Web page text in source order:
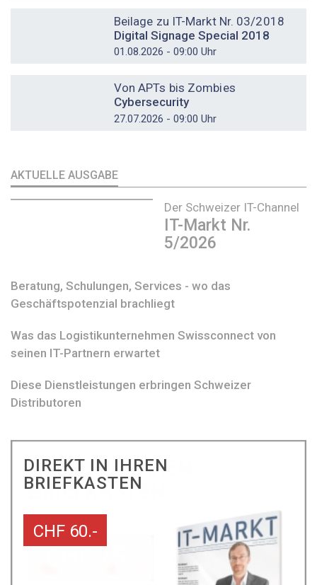
Beilage zu IT-Markt Nr. 03/2018
Digital Signage Special 2018
01.08.2026 - 09:00 Uhr
Von APTs bis Zombies
Cybersecurity
27.07.2026 - 09:00 Uhr
AKTUELLE AUSGABE
Der Schweizer IT-Channel
IT-Markt Nr.
5/2026
Beratung, Schulungen, Services - wo das
Geschäftspotenzial brachliegt
Was das Logistikunternehmen Swissconnect von
seinen IT-Partnern erwartet
Diese Dienstleistungen erbringen Schweizer
Distributoren
DIREKT IN IHREN
BRIEFKASTEN
CHF 60.-